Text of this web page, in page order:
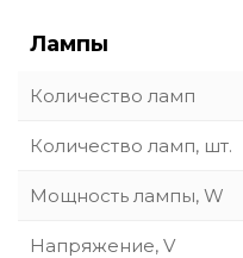
Лампы
Количество ламп
Количество ламп, шт.
Мощность лампы, W
Напряжение, V